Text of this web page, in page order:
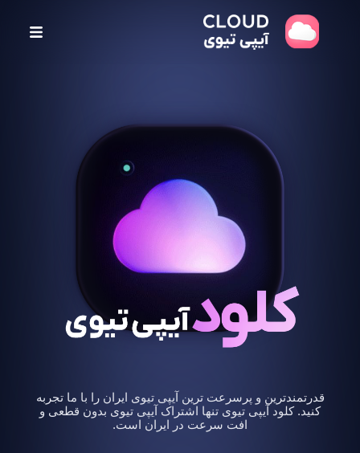
قدرتمندترین و پرسرعت ترین آیپی تیوی ایران را با ما تجربه
کنید. کلود آیپی تیوی تنها اشتراک آیپی تیوی بدون قطعی و
افت سرعت در ایران است.